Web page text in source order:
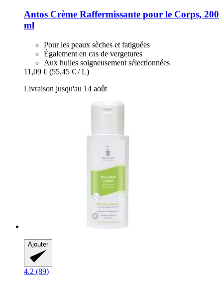
Antos Crème Raffermissante pour le Corps, 200
ml
Pour les peaux sèches et fatiguées
Également en cas de vergetures
Aux huiles soigneusement sélectionnées
11,09 € (55,45 € / L)
Livraison jusqu'au 14 août
Ajouter
4.2 (89)